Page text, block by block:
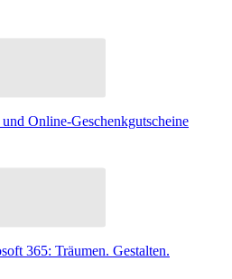
Online-Geschenkgutscheine
365: Träumen. Gestalten.